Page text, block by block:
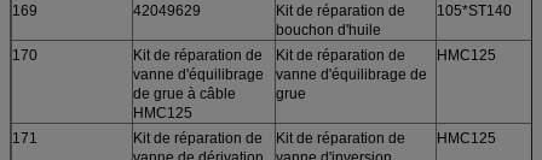
169
42049629
Kit de réparation de
bouchon d'huile
105*ST140
170
Kit de réparation de
vanne d'équilibrage
de grue à câble
HMC125
Kit de réparation de
vanne d'équilibrage de
grue
HMC125
171
Kit de réparation de
Kit de réparation de
HMC125